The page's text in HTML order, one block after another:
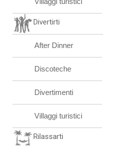
Divertirti
After Dinner
Discoteche
Divertimenti
Villaggi turistici
Rilassarti